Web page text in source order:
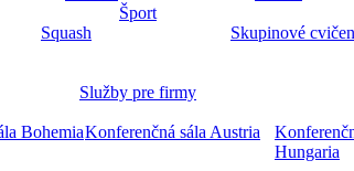
Šport
Squash Skupinové
Služby pre firmy
BohemiaKonferenčná sála Austria
Hungaria